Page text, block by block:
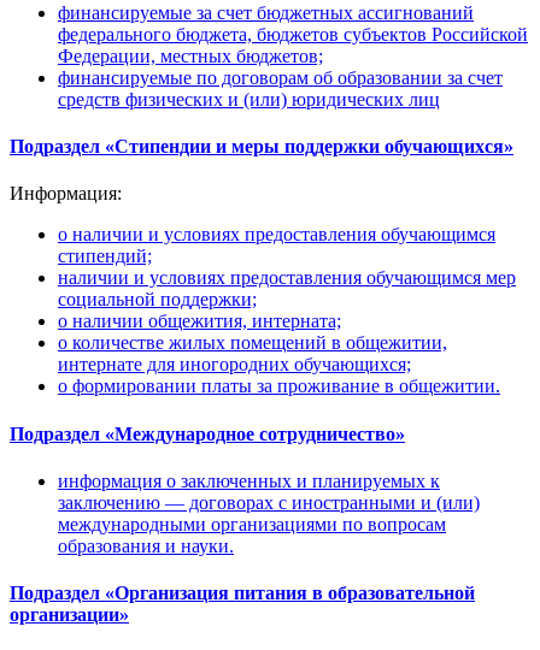
финансируемые за счет бюджетных ассигнований
федерального бюджета, бюджетов субъектов Российской
Федерации, местных бюджетов;
финансируемые по договорам об образовании за счет
средств физических и (или) юридических лиц
Подраздел «Стипендии и меры поддержки обучающихся»
Информация:
о наличии и условиях предоставления обучающимся
стипендий;
наличии и условиях предоставления обучающимся мер
социальной поддержки;
о наличии общежития, интерната;
о количестве жилых помещений в общежитии,
интернате для иногородних обучающихся;
о формировании платы за проживание в общежитии.
Подраздел «Международное сотрудничество»
информация о заключенных и планируемых к
заключению — договорах с иностранными и (или)
международными организациями по вопросам
образования и науки.
Подраздел «Организация питания в образовательной
организации»